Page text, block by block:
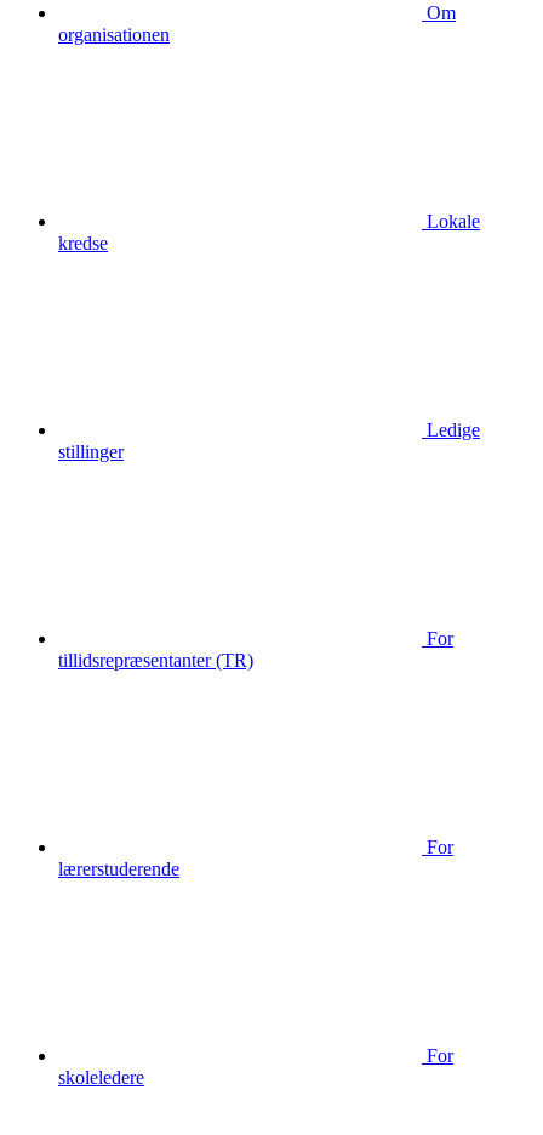
Om
organisationen
Lokale
kredse
Ledige
stillinger
For
tillidsrepræsentanter (TR)
For
lærerstuderende
For
skoleledere